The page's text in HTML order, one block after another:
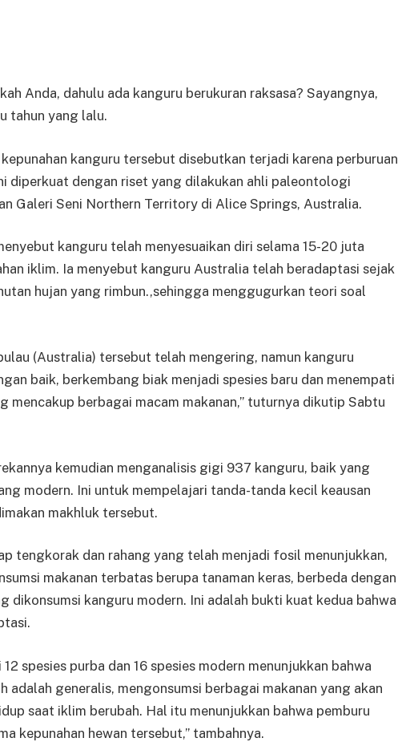
Anda, dahulu ada kanguru berukuran raksasa? Sayangnya,
tahun yang lalu.
kanguru tersebut disebutkan terjadi karena perburuan
diperkuat dengan riset yang dilakukan ahli paleontologi
Galeri Seni Northern Territory di Alice Springs, Australia.
kanguru telah menyesuaikan diri selama 15-20 juta
iklim. Ia menyebut kanguru Australia telah beradaptasi sejak
hujan yang rimbun.,sehingga menggugurkan teori soal
(Australia) tersebut telah mengering, namun kanguru
baik, berkembang biak menjadi spesies baru dan menempati
mencakup berbagai macam makanan,” tuturnya dikutip Sabtu
kemudian menganalisis gigi 937 kanguru, baik yang
modern. Ini untuk mempelajari tanda-tanda kecil keausan
makhluk tersebut.
tengkorak dan rahang yang telah menjadi fosil menunjukkan,
makanan terbatas berupa tanaman keras, berbeda dengan
dikonsumsi kanguru modern. Ini adalah bukti kuat kedua bahwa
spesies purba dan 16 spesies modern menunjukkan bahwa
adalah generalis, mengonsumsi berbagai makanan yang akan
saat iklim berubah. Hal itu menunjukkan bahwa pemburu
kepunahan hewan tersebut,” tambahnya.